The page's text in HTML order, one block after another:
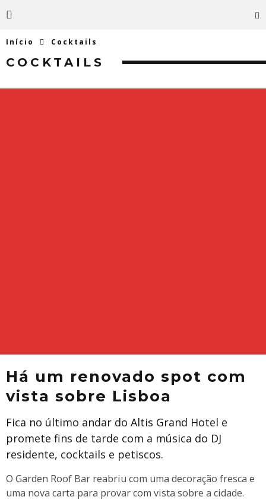
Início Cocktails
COCKTAILS
Há um renovado spot com
vista sobre Lisboa
Fica no último andar do Altis Grand Hotel e
promete fins de tarde com a música do DJ
residente, cocktails e petiscos.
O Garden Roof Bar reabriu com uma decoração fresca e
uma nova carta para provar com vista sobre a cidade.